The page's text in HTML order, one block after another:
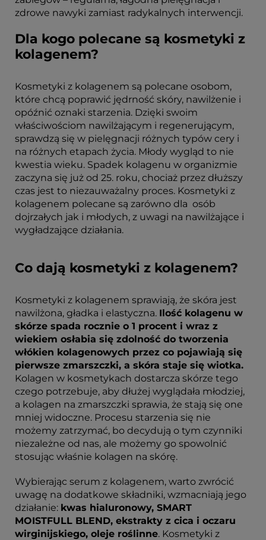
zdrowe nawyki zamiast radykalnych interwencji.
Dla kogo polecane są kosmetyki z
kolagenem?
Kosmetyki z kolagenem są polecane osobom,
które chcą poprawić jędrność skóry, nawilżenie i
opóźnić oznaki starzenia. Dzięki swoim
właściwościom nawilżającym i regenerującym,
sprawdzą się w pielęgnacji różnych typów cery i
na różnych etapach życia. Młody wygląd to nie
kwestia wieku. Spadek kolagenu w organizmie
zaczyna się już od 25. roku, chociaż przez dłuższy
czas jest to niezauważalny proces. Kosmetyki z
kolagenem polecane są zarówno dla osób
dojrzałych jak i młodych, z uwagi na nawilżające i
wygładzające działania.
Co dają kosmetyki z kolagenem?
Kosmetyki z kolagenem sprawiają, że skóra jest
nawilżona, gładka i elastyczna. Ilość kolagenu w
skórze spada rocznie o 1 procent i wraz z
wiekiem osłabia się zdolność do tworzenia
włókien kolagenowych przez co pojawiają się
pierwsze zmarszczki, a skóra staje się wiotka.
Kolagen w kosmetykach dostarcza skórze tego
czego potrzebuje, aby dłużej wyglądała młodziej,
a kolagen na zmarszczki sprawia, że stają się one
mniej widoczne. Procesu starzenia się nie
możemy zatrzymać, bo decydują o tym czynniki
niezależne od nas, ale możemy go spowolnić
stosując właśnie kolagen na skórę.
Wybierając serum z kolagenem, warto zwrócić
uwagę na dodatkowe składniki, wzmacniają jego
działanie: kwas hialuronowy, SMART
MOISTFULL BLEND, ekstrakty z cica i oczaru
wirginijskiego, oleje roślinne. Kosmetyki z